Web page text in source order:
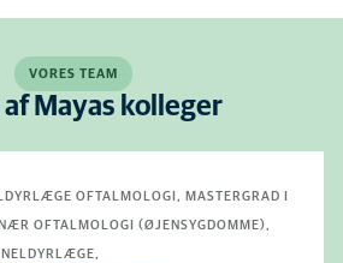
VORES TEAM
af Mayas kolleger
OFTALMOLOGI, MASTERGRAD I
OFTALMOLOGI (ØJENSYGDOMME),